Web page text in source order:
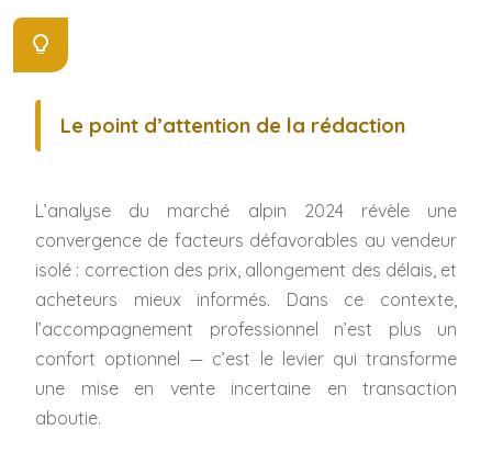
Le point d’attention de la rédaction
L’analyse du marché alpin 2024 révèle une
convergence de facteurs défavorables au vendeur
isolé : correction des prix, allongement des délais, et
acheteurs mieux informés. Dans ce contexte,
l’accompagnement professionnel n’est plus un
confort optionnel — c’est le levier qui transforme
une mise en vente incertaine en transaction
aboutie.